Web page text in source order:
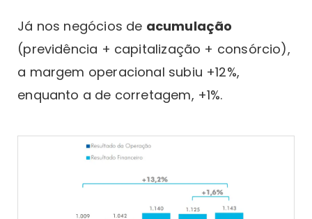
Já nos negócios de acumulação
(previdência + capitalização + consórcio),
a margem operacional subiu +12%,
enquanto a de corretagem, +1%.